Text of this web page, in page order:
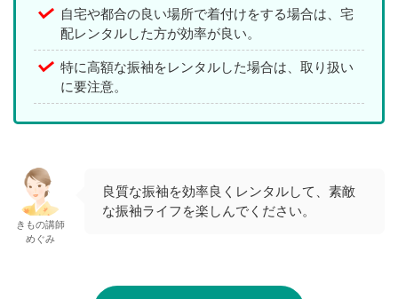
自宅や都合の良い場所で着付けをする場合は、宅
配レンタルした方が効率が良い。
特に高額な振袖をレンタルした場合は、取り扱い
に要注意。
きもの講師
めぐみ
良質な振袖を効率良くレンタルして、素敵
な振袖ライフを楽しんでください。